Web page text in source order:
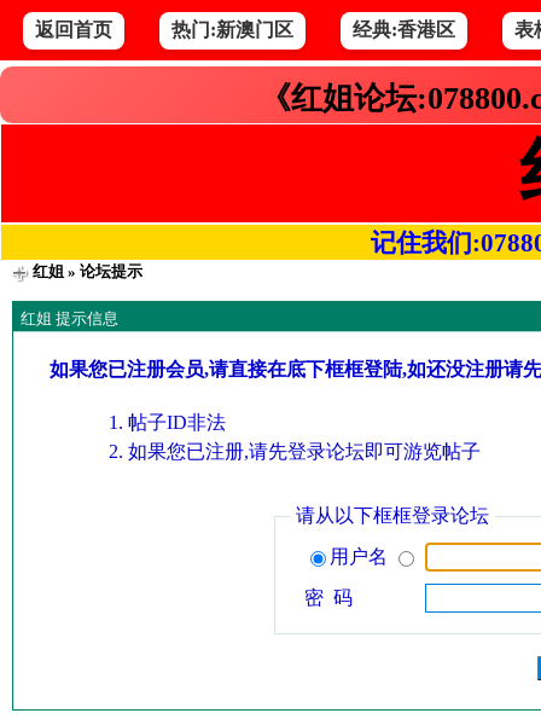
返回首页 热门:新澳门区 经典:香港区 表
《红姐论坛
记住我们
红姐» 论坛提示
红姐 提示信息
如果您已注册会员,请直接在底下框框登陆,如还没注册请
帖子ID非法
如果您已注册,请先登录论坛即可游览帖子
请从以下框框登录论坛
用户名
密 码